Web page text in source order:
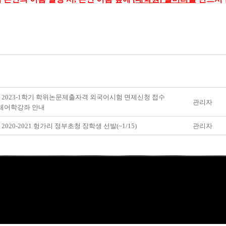
1학기 학위논문제출자격 외국어시험 면제신청 접수
어학강좌 안내
관리자
2021 헝가리 정부초청 장학생 선발(~1/15) 관리자